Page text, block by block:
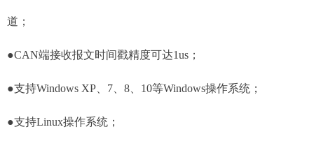
道；
●CAN端接收报文时间戳精度可达1us；
●支持Windows XP、7、8、10等Windows操作系统；
●支持Linux操作系统；